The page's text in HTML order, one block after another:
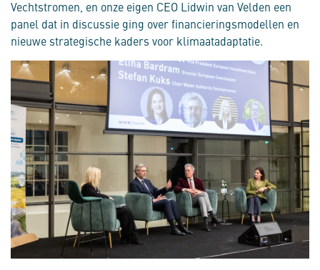
Vechtstromen, en onze eigen CEO Lidwin van Velden een
panel dat in discussie ging over financieringsmodellen en
nieuwe strategische kaders voor klimaatadaptatie.